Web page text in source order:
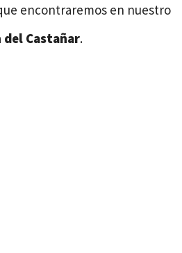
encontraremos en nuestro
Castañar.